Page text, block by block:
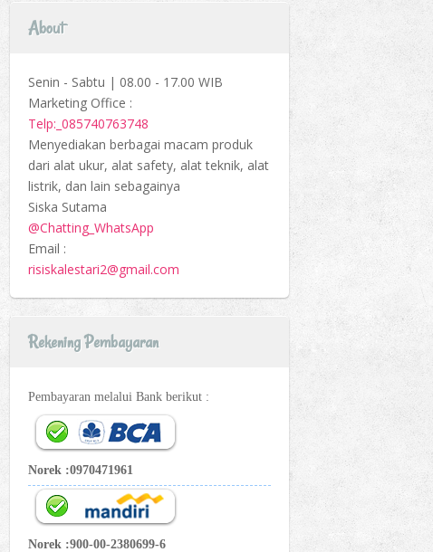
About
Senin - Sabtu | 08.00 - 17.00 WIB
Marketing Office :
Telp:_085740763748
Menyediakan berbagai macam produk
dari alat ukur, alat safety, alat teknik, alat
listrik, dan lain sebagainya
Siska Sutama
@Chatting_WhatsApp
Email :
risiskalestari2@gmail.com
Rekening Pembayaran
Pembayaran melalui Bank berikut :
Norek :0970471961
Norek :900-00-2380699-6